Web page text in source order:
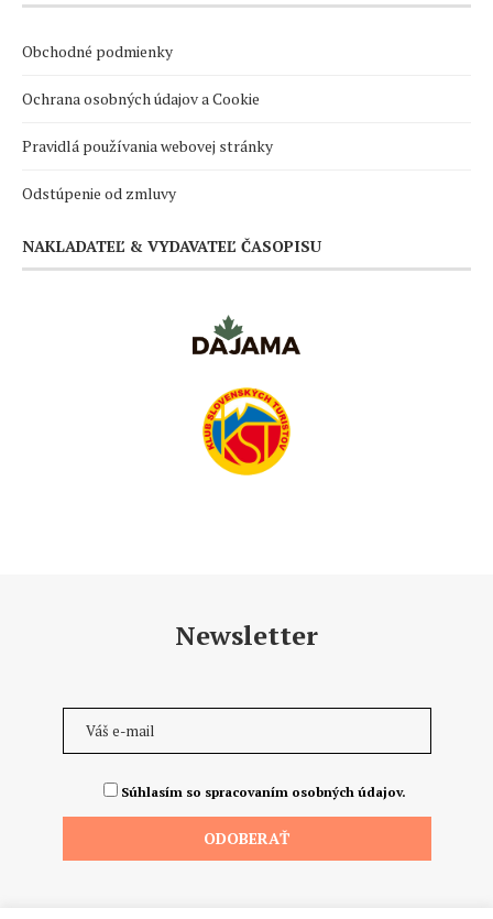
Obchodné podmienky
Ochrana osobných údajov a Cookie
Pravidlá používania webovej stránky
Odstúpenie od zmluvy
NAKLADATEĽ & VYDAVATEĽ ČASOPISU
Newsletter
Súhlasím so spracovaním osobných údajov.